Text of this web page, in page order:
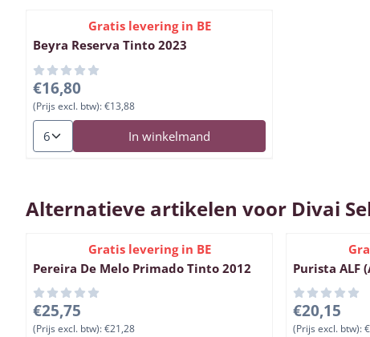
Gratis levering in BE
Beyra Reserva Tinto 2023
Prijs: 16,80, exclusief btw: 13,88
€16,80
(Prijs excl. btw):€13,88
Aantal kiezen voor Beyra Reserva Tinto 2023
In winkelmand
Alternatieve artikelen voor Divai
Gratis levering in BE
Pereira De Melo Primado Tinto 2012
Prijs: 25,75, exclusief btw: 21,28
€25,75
(Prijs excl. btw):€21,28
Purista ALF
Prijs: 20,15,
€20,15
(Prijs excl. btw):